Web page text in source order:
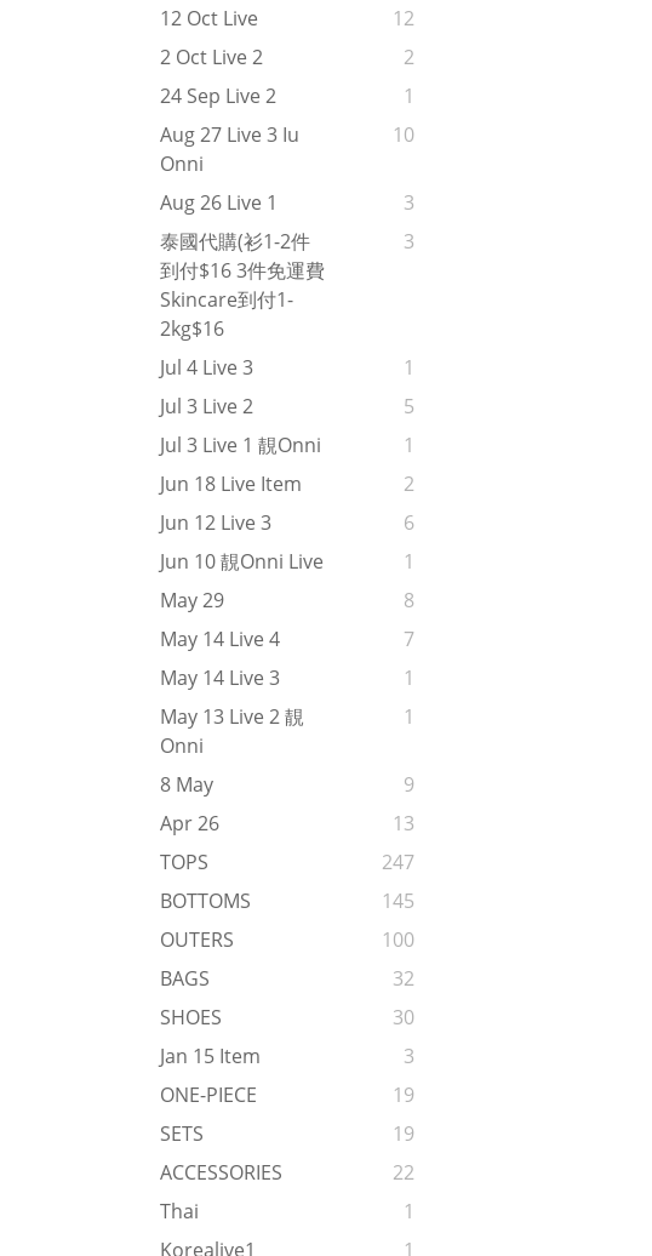
12 Oct Live
12
2 Oct Live 2
2
24 Sep Live 2
1
Aug 27 Live 3 Iu
Onni
10
Aug 26 Live 1
3
泰國代購(衫1-2件
到付$16 3件免運費
Skincare到付1-
2kg$16
3
Jul 4 Live 3
1
Jul 3 Live 2
5
Jul 3 Live 1 靚onni
1
Jun 18 Live Item
2
Jun 12 Live 3
6
Jun 10 靚onni Live
1
May 29
8
May 14 Live 4
7
May 14 Live 3
1
May 13 Live 2 靚
Onni
1
8 May
9
Apr 26
13
TOPS
247
BOTTOMS
145
OUTERS
100
BAGS
32
SHOES
30
Jan 15 Item
3
ONE-PIECE
19
SETS
19
ACCESSORIES
22
Thai
1
Korealive1
1